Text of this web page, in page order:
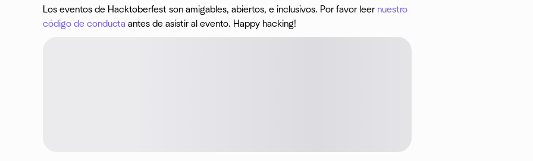
Los eventos de Hacktoberfest son amigables, abiertos, e inclusivos. Por favor leer nuestro
código de conducta antes de asistir al evento. Happy hacking!